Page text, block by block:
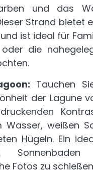
und das
Strand bietet
ist ideal für
die
Tauchen
der Lagune
Wasser, weißen
Hügeln. Ein
Fotos zu